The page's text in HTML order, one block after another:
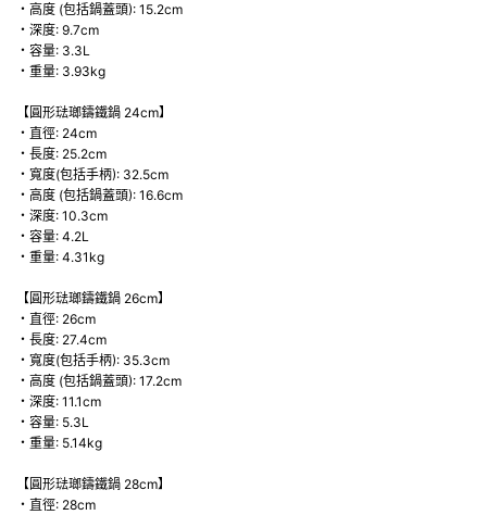
・高度 (包括鍋蓋頭): 15.2cm
・深度: 9.7cm
・容量: 3.3L
・重量: 3.93kg
【圓形琺瑯鑄鐵鍋 24cm】
・直徑: 24cm
・長度: 25.2cm
・寬度(包括手柄): 32.5cm
・高度 (包括鍋蓋頭): 16.6cm
・深度: 10.3cm
・容量: 4.2L
・重量: 4.31kg
【圓形琺瑯鑄鐵鍋 26cm】
・直徑: 26cm
・長度: 27.4cm
・寬度(包括手柄): 35.3cm
・高度 (包括鍋蓋頭): 17.2cm
・深度: 11.1cm
・容量: 5.3L
・重量: 5.14kg
【圓形琺瑯鑄鐵鍋 28cm】
・直徑: 28cm